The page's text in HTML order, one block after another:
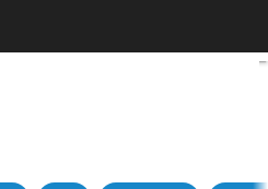
primi al mondo